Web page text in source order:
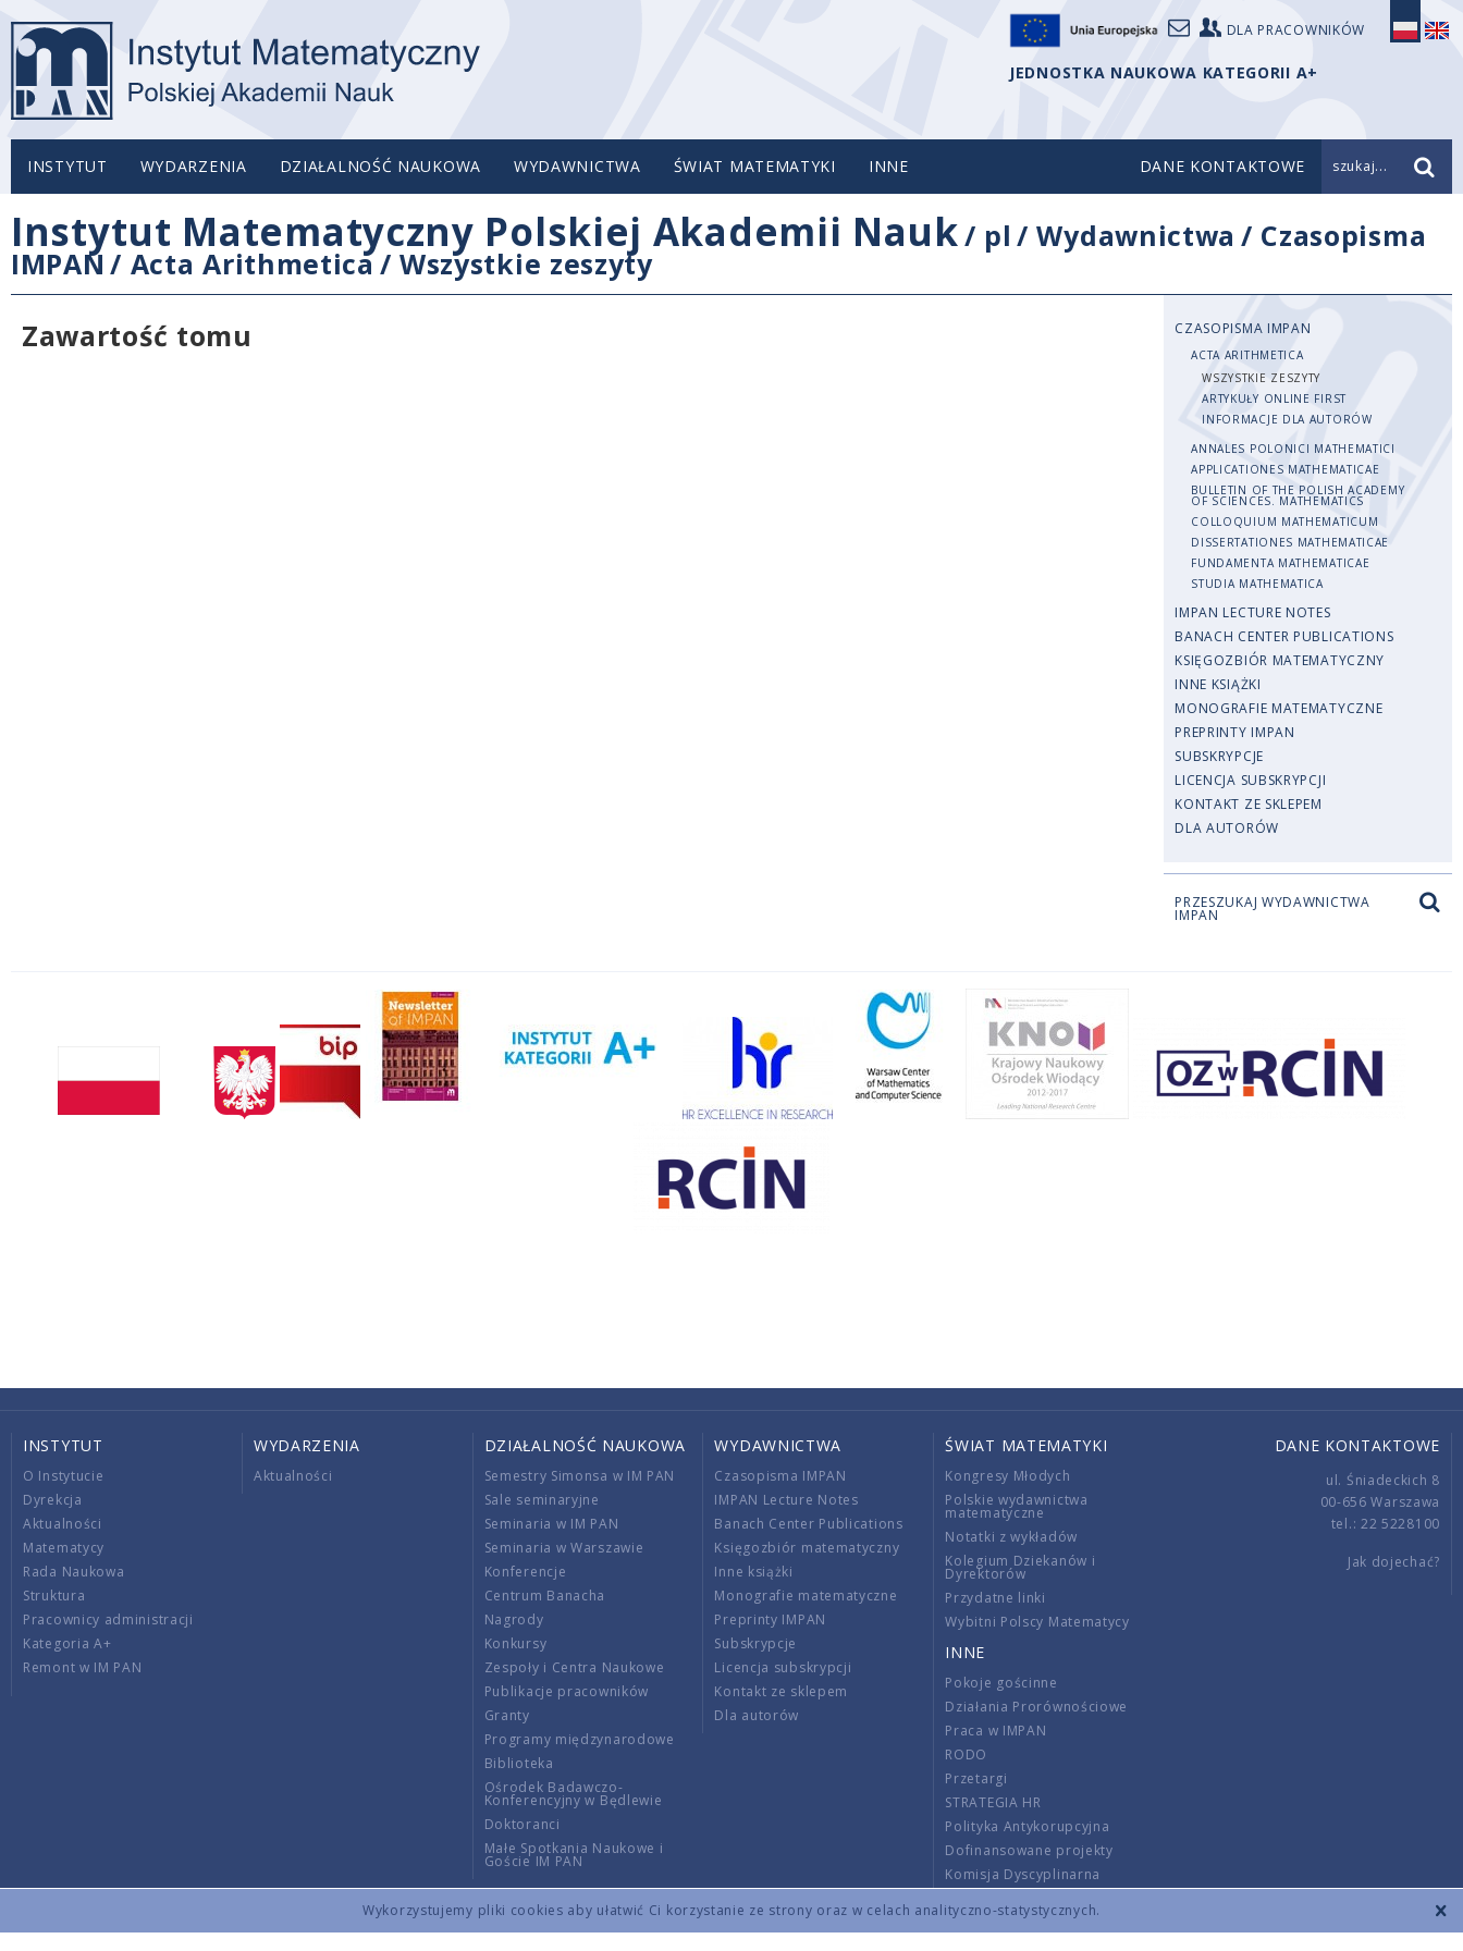
Wykorzystujemy pliki cookies aby ułatwić Ci korzystanie ze strony oraz w celach analityczno-statystycznych.
DLA PRACOWNIKÓW
JEDNOSTKA NAUKOWA KATEGORII A+
INSTYTUT WYDARZENIA DZIAŁALNOŚĆ NAUKOWA WYDAWNICTWA ŚWIAT MATEMATYKI INNE DANE KONTAKTOWE szukaj...
Instytut Matematyczny Polskiej Akademii Nauk/ pl /Wydawnictwa / Czasopisma
IMPAN / Acta Arithmetica/ Wszystkie zeszyty
Zawartość tomu
CZASOPISMA IMPAN
ACTA ARITHMETICA
WSZYSTKIE ZESZYTY
ARTYKUŁY ONLINE FIRST
INFORMACJE DLA AUTORÓW
ANNALES POLONICI MATHEMATICI
APPLICATIONES MATHEMATICAE
BULLETIN OF THE POLISH ACADEMY
OF SCIENCES. MATHEMATICS
COLLOQUIUM MATHEMATICUM
DISSERTATIONES MATHEMATICAE
FUNDAMENTA MATHEMATICAE
STUDIA MATHEMATICA
IMPAN LECTURE NOTES
BANACH CENTER PUBLICATIONS
KSIĘGOZBIÓR MATEMATYCZNY
INNE KSIĄŻKI
MONOGRAFIE MATEMATYCZNE
PREPRINTY IMPAN
SUBSKRYPCJE
LICENCJA SUBSKRYPCJI
KONTAKT ZE SKLEPEM
DLA AUTORÓW
PRZESZUKAJ WYDAWNICTWA
IMPAN
INSTYTUT
O Instytucie
Dyrekcja
Aktualności
Matematycy
Rada Naukowa
Struktura
Pracownicy administracji
Kategoria A+
Remont w IM PAN
WYDARZENIA
Aktualności
DZIAŁALNOŚĆ NAUKOWA
Semestry Simonsa w IM PAN
Sale seminaryjne
Seminaria w IM PAN
Seminaria w Warszawie
Konferencje
Centrum Banacha
Nagrody
Konkursy
Zespoły i Centra Naukowe
Publikacje pracowników
Granty
Programy międzynarodowe
Biblioteka
Ośrodek Badawczo-
Konferencyjny w Będlewie
Doktoranci
Małe Spotkania Naukowe i
Goście IM PAN
WYDAWNICTWA
Czasopisma IMPAN
IMPAN Lecture Notes
Banach Center Publications
Księgozbiór matematyczny
Inne książki
Monografie matematyczne
Preprinty IMPAN
Subskrypcje
Licencja subskrypcji
Kontakt ze sklepem
Dla autorów
ŚWIAT MATEMATYKI
Kongresy Młodych
Polskie wydawnictwa
matematyczne
Notatki z wykładów
Kolegium Dziekanów i
Dyrektorów
Przydatne linki
Wybitni Polscy Matematycy
INNE
Pokoje gościnne
Działania Prorównościowe
Praca w IMPAN
RODO
Przetargi
STRATEGIA HR
Polityka Antykorupcyjna
Dofinansowane projekty
Komisja Dyscyplinarna
Wnoszenie opłat
DANE KONTAKTOWE
ul. Śniadeckich 8
00-656 Warszawa
tel.: 22 5228100
Jak dojechać?